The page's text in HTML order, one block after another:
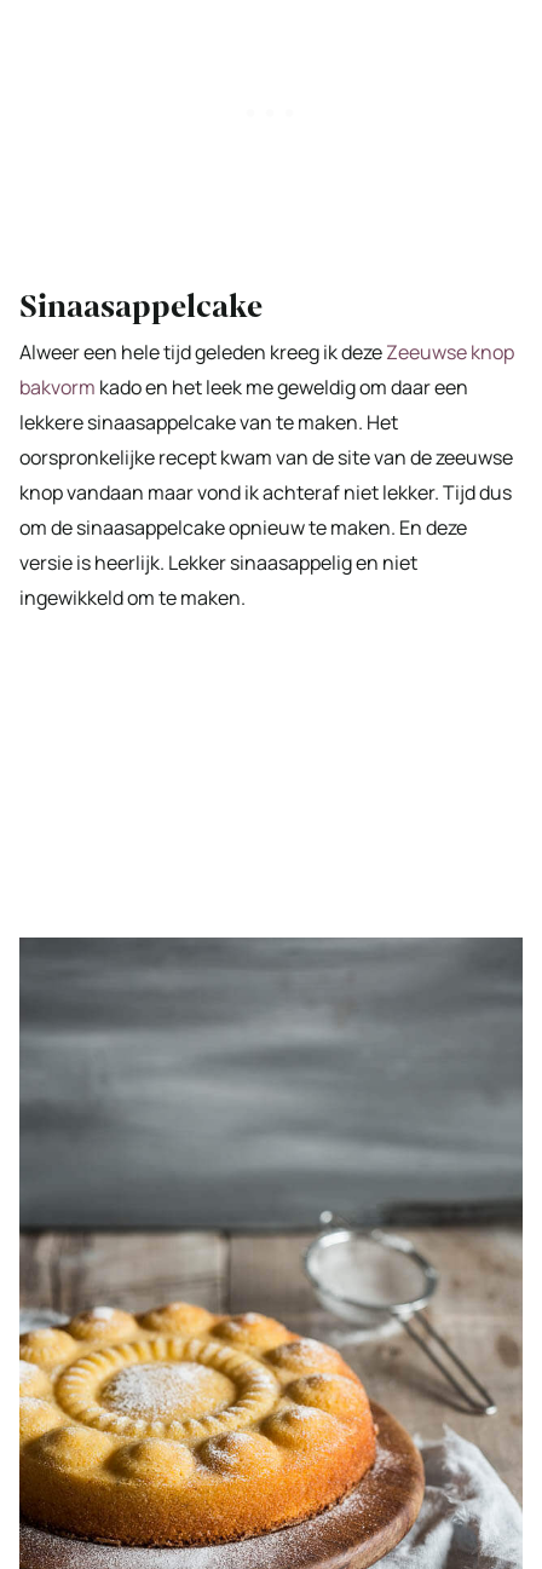
Sinaasappelcake
Alweer een hele tijd geleden kreeg ik dezeZeeuwse knop
bakvorm kado en het leek me geweldig om daar een
lekkere sinaasappelcake van te maken. Het
oorspronkelijke recept kwam van de site van de zeeuwse
knop vandaan maar vond ik achteraf niet lekker. Tijd dus
om de sinaasappelcake opnieuw te maken. En deze
versie is heerlijk. Lekker sinaasappelig en niet
ingewikkeld om te maken.